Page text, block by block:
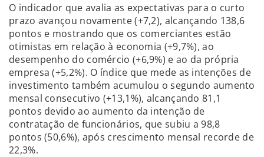
O indicador que avalia as expectativas para o curto
prazo avançou novamente (+7,2), alcançando 138,6
pontos e mostrando que os comerciantes estão
otimistas em relação à economia (+9,7%), ao
desempenho do comércio (+6,9%) e ao da própria
empresa (+5,2%). O índice que mede as intenções de
investimento também acumulou o segundo aumento
mensal consecutivo (+13,1%), alcançando 81,1
pontos devido ao aumento da intenção de
contratação de funcionários, que subiu a 98,8
pontos (50,6%), após crescimento mensal recorde de
22,3%.